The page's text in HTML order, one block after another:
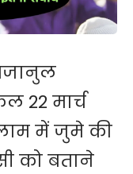
22 मार्च
मेंजुमेकी
को बताने